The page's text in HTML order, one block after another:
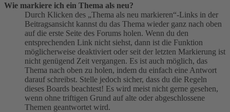
Wie markiere ich ein Thema als neu?
Durch Klicken des „Thema als neu markieren“-Links in der
Beitragsansicht kannst du das Thema wieder ganz nach oben
auf die erste Seite des Forums holen. Wenn du den
entsprechenden Link nicht siehst, dann ist die Funktion
möglicherweise deaktiviert oder seit der letzten Markierung ist
nicht genügend Zeit vergangen. Es ist auch möglich, das
Thema nach oben zu holen, indem du einfach eine Antwort
darauf schreibst. Stelle jedoch sicher, dass du die Regeln
dieses Boards beachtest! Es wird meist nicht gerne gesehen,
wenn ohne triftigen Grund auf alte oder abgeschlossene
Themen geantwortet wird.